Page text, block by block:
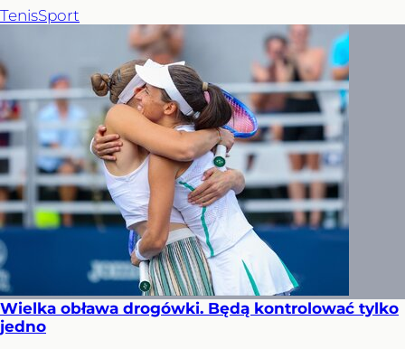
TenisSport
Wielka obława drogówki. Będą kontrolować tylko
jedno